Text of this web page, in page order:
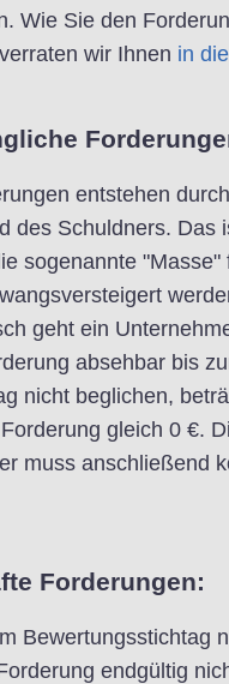
Wie Sie den
wir Ihnen in
entstehen
des Schuldners. Das
sogenannte "Masse"
geht ein
absehbar bis
nicht beglichen,
gleich 0 €.
muss anschließend
Forderungen:
Bewertungsstichtag
endgültig